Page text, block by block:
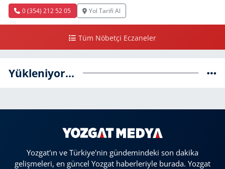
0 (354) 212 52 05 Yol Tarifi Al
Tüm Nöbetçi Eczaneler
Yükleniyor...
Yozgat'ın ve Türkiye'nin gündemindeki son dakika
gelişmeleri, en güncel Yozgat haberleriyle burada. Yozgat